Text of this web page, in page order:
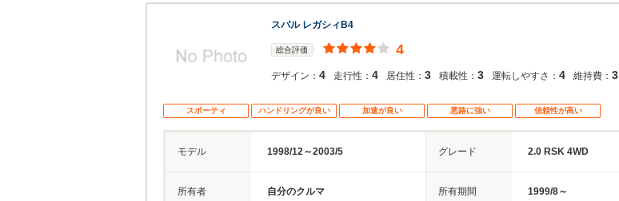
スバル レガシィB4
総合評価 4
デザイン： 4 走行性： 4 居住性： 3 積載性： 3 運転しやすさ： 4 維持費： 3
スポーティ ハンドリングが良い 加速が良い 悪路に強い 信頼性が高い
モデル 1998/12～2003/5 グレード 2.0 RSK 4WD
所有者 自分のクルマ 所有期間 1999/8～